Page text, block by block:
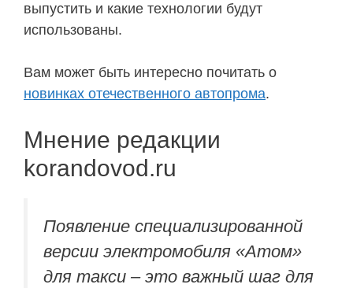
выпустить и какие технологии будут
использованы.
Вам может быть интересно почитать о
новинках отечественного автопрома.
Мнение редакции
korandovod.ru
Появление специализированной
версии электромобиля «Атом»
для такси – это важный шаг для